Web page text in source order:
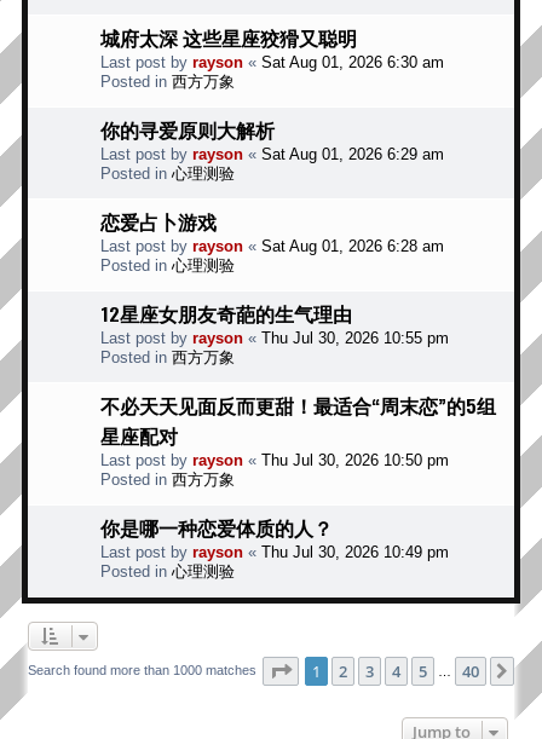
城府太深 这些星座狡猾又聪明
Last post by rayson « Sat Aug 01, 2026 6:30 am
Posted in 西方万象
你的寻爱原则大解析
Last post by rayson « Sat Aug 01, 2026 6:29 am
Posted in 心理测验
恋爱占卜游戏
Last post by rayson « Sat Aug 01, 2026 6:28 am
Posted in 心理测验
12星座女朋友奇葩的生气理由
Last post by rayson « Thu Jul 30, 2026 10:55 pm
Posted in 西方万象
不必天天见面反而更甜！最适合“周末恋”的5组
星座配对
Last post by rayson « Thu Jul 30, 2026 10:50 pm
Posted in 西方万象
你是哪一种恋爱体质的人？
Last post by rayson « Thu Jul 30, 2026 10:49 pm
Posted in 心理测验
Search found more than 1000 matches Page 1of 40
1 2 3 4 5 40
Jump to